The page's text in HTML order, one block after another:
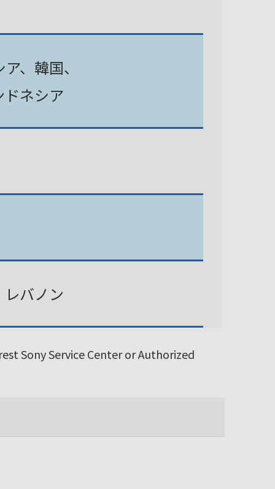
、韓国、
ネシア
バノン
Sony Service Center or Authorized